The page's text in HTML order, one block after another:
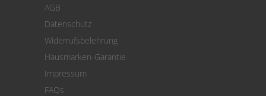
Cookie Einstellungen
AGB
Datenschutz
Widerrufsbelehrung
Hausmarken-Garantie
Impressum
FAQs